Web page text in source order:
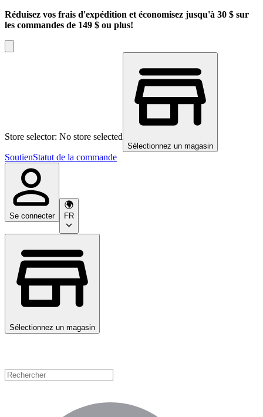
Réduisez vos frais d'expédition et économisez jusqu'à 30 $ sur
les commandes de 149 $ ou plus!
Store selector: No store selected
Sélectionnez un magasin
SoutienStatut de la commande
Se connecter FR
Sélectionnez un magasin